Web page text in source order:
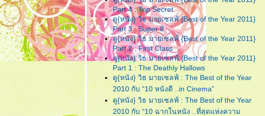
"ชั่วฟ้าดินสลาย"... เมื่อคำ “รัก”
มีค่าเท่าคำว่า “ร้าย” คงทำลายคน
ทั้งหลายให้วายวอด
"Resident Evil : Afterlife"...
สงครามยังไม่จบ ยังต้องนับศพ
ซอมบี้จนเบื่อกันไปข้าง!!
"Lula : Twist" ... เพลงฟังชวน
เพลิน จากคนเพลินๆ ที่ชื่อ 'ลุลา'
Part 4 : Top Secret
ดู{หนัง} วิธ มายเซลฟ์ {Best of the Year 2011}
Part 3 : Super 8
ดู{หนัง} วิธ มายเซลฟ์ {Best of the Year 2011}
Part 2 : First Class
ดู{หนัง} วิธ มายเซลฟ์ {Best of the Year 2011}
Part 1 : The Deathly Hallows
ดู{หนัง} วิธ มายเซลฟ์ : The Best of the Year
2010 กับ “10 หนังดี ..in Cinema”
ดู{หนัง} วิธ มายเซลฟ์ : The Best of the Year
2010 กับ “10 ฉากในหนัง ..ที่สุดแห่งความ